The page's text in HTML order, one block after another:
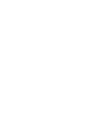
em
finais
ao